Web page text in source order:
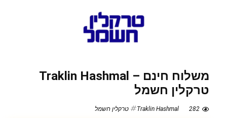
משלוח חינם – Traklin Hashmal
טרקלין חשמל
282 Traklin Hashmal טרקלין חשמל